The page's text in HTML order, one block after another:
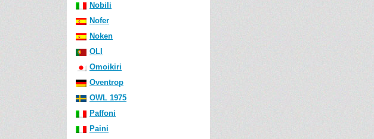
Nobili
Nofer
Noken
OLI
Omoikiri
Oventrop
OWL 1975
Paffoni
Paini